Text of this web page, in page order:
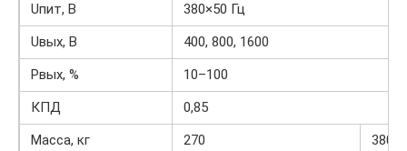
Uпит, В
380×50 Гц
Uвых, В
400, 800, 1600
Pвых, %
10–100
КПД
0,85
Масса, кг
270
380